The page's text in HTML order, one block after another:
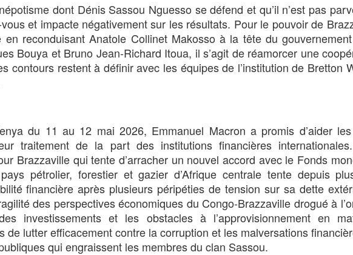
dont Dénis Sassou Nguesso se défend et qu’il n’est pas
et impacte négativement sur les résultats. Pour le pouvoir de
reconduisant Anatole Collinet Makosso à la tête du
Bouya et Bruno Jean-Richard Itoua, il s’agit de réamorcer une
contours restent à définir avec les équipes de l’institution de Bretton
du 11 au 12 mai 2026, Emmanuel Macron a promis d’aider
traitement de la part des institutions financières
Brazzaville qui tente d’arracher un nouvel accord avec le Fonds
pétrolier, forestier et gazier d’Afrique centrale tente depuis
financière après plusieurs péripéties de tension sur sa dette
des perspectives économiques du Congo-Brazzaville drogué à
investissements et les obstacles à l’approvisionnement en
de lutter efficacement contre la corruption et les malversations
qui engraissent les membres du clan Sassou.